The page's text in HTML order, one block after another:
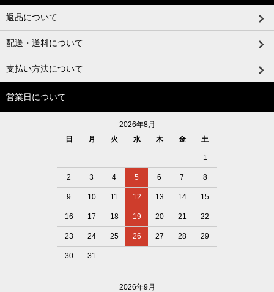
返品について
配送・送料について
支払い方法について
営業日について
2026年8月
日
月 火 水 木 金 土
1
2 3 4 5 6 7 8
9 10 11 12 13 14 15
16 17 18 19 20 21 22
23 24 25 26 27 28 29
30 31
2026年9月